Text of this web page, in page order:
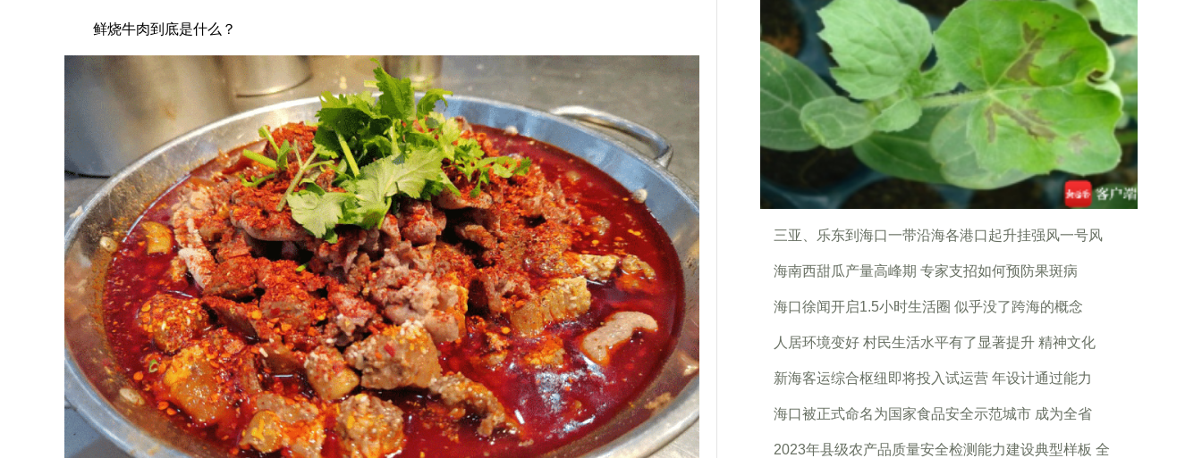
鲜烧牛肉到底是什么？
三亚、乐东到海口一带沿海各港口起升挂强风一号风
海南西甜瓜产量高峰期 专家支招如何预防果斑病
海口徐闻开启1.5小时生活圈 似乎没了跨海的概念
人居环境变好 村民生活水平有了显著提升 精神文化
新海客运综合枢纽即将投入试运营 年设计通过能力
海口被正式命名为国家食品安全示范城市 成为全省
2023年县级农产品质量安全检测能力建设典型样板 全